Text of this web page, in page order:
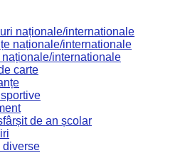
naționale/internationale
naționale/internationale
naționale/internationale
carte
sportive
de an școlar
diverse